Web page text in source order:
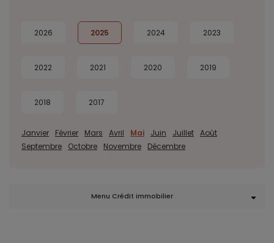
2026 2025 2024 2023
2022 2021 2020 2019
2018 2017
Janvier Février Mars Avril Mai Juin Juillet Août
Septembre
Octobre Novembre Décembre
Menu Crédit immobilier